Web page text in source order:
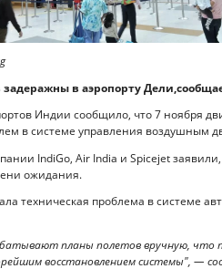
задеражны в аэропорту
Индии сообщило, что 7 ноября
в системе управления воздушным
IndiGo, Air India и Spicejet
ожидания.
техническая проблема в системе
планы полетов вручную, что
восстановлением системы", —